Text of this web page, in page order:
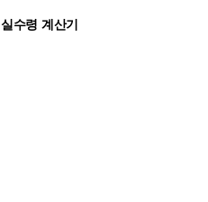
실수령 계산기